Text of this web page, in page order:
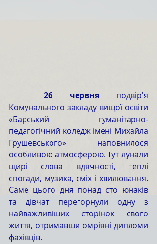
	26 червня
подвір'я
Комунального закладу вищої освіти
«Барський гуманітарно-
педагогічний коледж імені Михайла
Грушевського» наповнилося
особливою атмосферою. Тут лунали
щирі слова вдячності, теплі
спогади, музика, сміх і хвилювання.
Саме цього дня понад сто юнаків
та дівчат перегорнули одну з
найважливіших сторінок свого
життя, отримавши омріяні дипломи
фахівців.